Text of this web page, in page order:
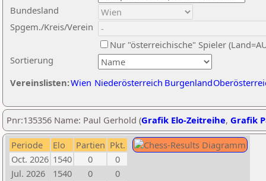
Sortierung
Bundesland
Spgem./Kreis/Verein
Nur "österreichische" Spieler
Vereinslisten:Wien Niederösterreich Burgenland
Pnr:135356 Name: Paul Gerhold (Grafik Elo-Zeitreihe, Grafik
Periode Elo Partien Pkt.
Oct. 2026 1540 0
0
Jul. 2026
1540 0
0